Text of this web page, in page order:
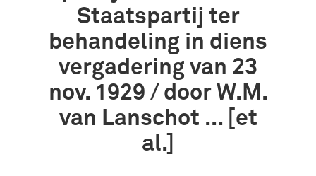
Staatspartij ter
behandeling in diens
vergadering van 23
nov. 1929 / door W.M.
van Lanschot ... [et
al.]